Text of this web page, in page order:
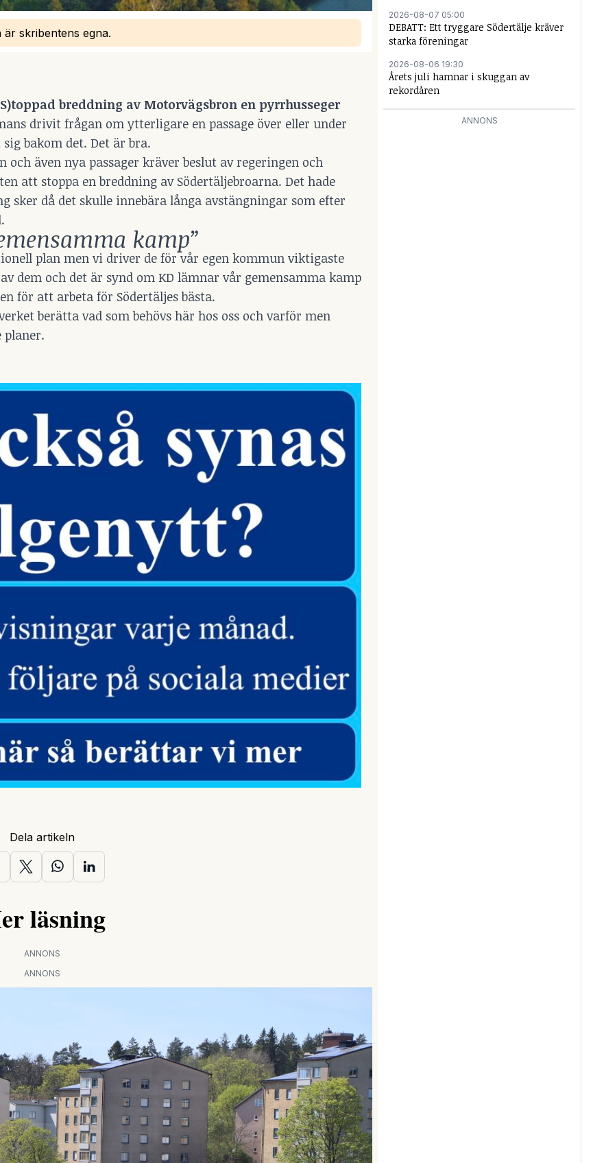
skribentens egna.
)toppad breddning av Motorvägsbron en pyrrhusseger
drivit frågan om ytterligare en passage över eller under
bakom det. Det är bra.
och även nya passager kräver beslut av regeringen och
att stoppa en breddning av Södertäljebroarna. Det hade
sker då det skulle innebära långa avstängningar som efter
kamp”
plan men vi driver de för vår egen kommun viktigaste
dem och det är synd om KD lämnar vår gemensamma kamp
för att arbeta för Södertäljes bästa.
berätta vad som behövs här hos oss och varför men
planer.
Dela artikeln
läsning
ANNONS
ANNONS
2026-08-07 05:00
DEBATT: Ett tryggare Södertälje kräver
starka föreningar
2026-08-06 19:30
Årets juli hamnar i skuggan av
rekordåren
ANNONS